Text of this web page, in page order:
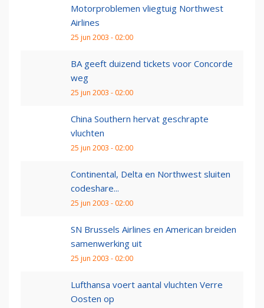
Motorproblemen vliegtuig Northwest
Airlines
25 jun 2003 - 02:00
BA geeft duizend tickets voor Concorde
weg
25 jun 2003 - 02:00
China Southern hervat geschrapte
vluchten
25 jun 2003 - 02:00
Continental, Delta en Northwest sluiten
codeshare...
25 jun 2003 - 02:00
SN Brussels Airlines en American breiden
samenwerking uit
25 jun 2003 - 02:00
Lufthansa voert aantal vluchten Verre
Oosten op